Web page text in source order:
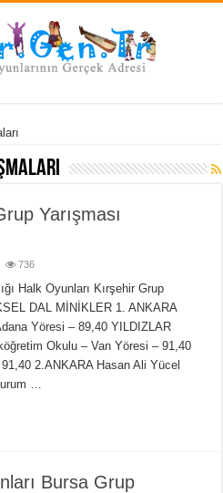
Yarışması
736
Halk Oyunları Kırşehir Grup
DAL MİNİKLER 1. ANKARA
Yöresi – 89,40 YILDIZLAR
Okulu – Van Yöresi – 91,40
2.ANKARA Hasan Ali Yücel
…
Bursa Grup